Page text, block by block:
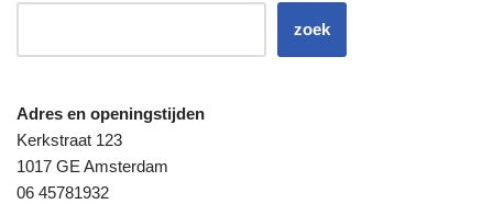
zoek
Adres en openingstijden
Kerkstraat 123
1017 GE Amsterdam
06 45781932